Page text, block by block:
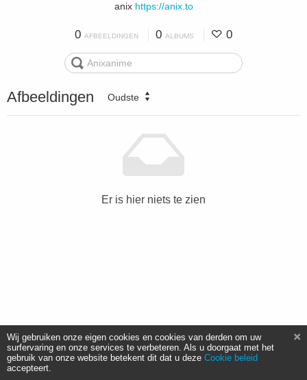
anix https://anix.to
0 AFBEELDINGEN 0 ALBUMS 0
Afbeeldingen Oudste
Er is hier niets te zien
Wij gebruiken onze eigen cookies en cookies van derden om uw
surfervaring en onze services te verbeteren. Als u doorgaat met het
gebruik van onze website betekent dit dat u deze Cookie beleid
accepteert.